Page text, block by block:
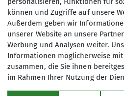
Details
Termindetails
Do. 08.02.2024 12:00 Uhr
können und Zugriffe auf unsere
Außerdem geben wir
unserer Website an unsere
Werbung und Analysen weiter.
Informationen möglicherweise
zusammen, die Sie ihnen
im Rahmen Ihrer Nutzung der